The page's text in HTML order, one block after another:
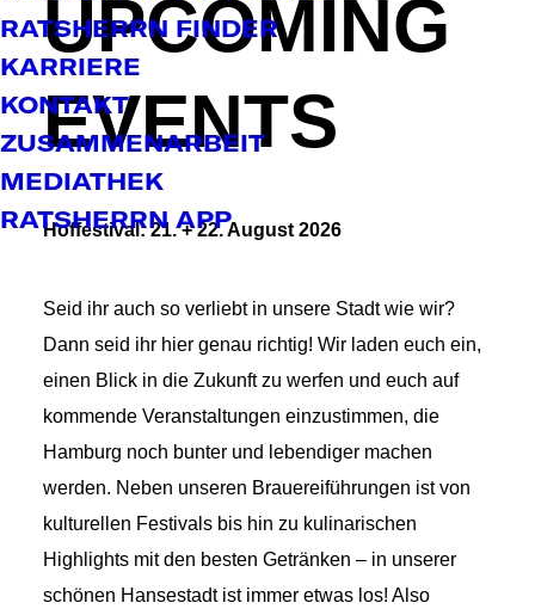
RATSHERRN FINDER
KARRIERE
KONTAKT
ZUSAMMENARBEIT
MEDIATHEK
RATSHERRN APP
UPCOMING
EVENTS
Hoffestival: 21. + 22. August 2026
Seid ihr auch so verliebt in unsere Stadt wie wir?
Dann seid ihr hier genau richtig! Wir laden euch ein,
einen Blick in die Zukunft zu werfen und euch auf
kommende Veranstaltungen einzustimmen, die
Hamburg noch bunter und lebendiger machen
werden. Neben unseren Brauereiführungen ist von
kulturellen Festivals bis hin zu kulinarischen
Highlights mit den besten Getränken – in unserer
schönen Hansestadt ist immer etwas los! Also